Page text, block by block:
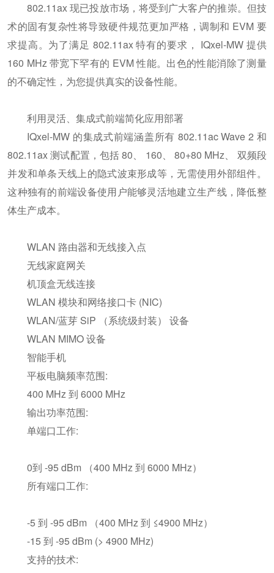
802.11ax 现已投放市场，将受到广大客户的推崇。但技
术的固有复杂性将导致硬件规范更加严格，调制和 EVM 要
求提高。为了满足 802.11ax 特有的要求， IQxel-MW 提供
160 MHz 带宽下罕有的 EVM 性能。出色的性能消除了测量
的不确定性，为您提供真实的设备性能。
利用灵活、集成式前端简化应用部署
IQxel-MW 的集成式前端涵盖所有 802.11ac Wave 2 和
802.11ax 测试配置，包括 80、 160、 80+80 MHz、 双频段
并发和单条天线上的隐式波束形成等，无需使用外部组件。
这种独有的前端设备使用户能够灵活地建立生产线，降低整
体生产成本。
WLAN 路由器和无线接入点
无线家庭网关
机顶盒无线连接
WLAN 模块和网络接口卡 (NIC)
WLAN/蓝芽 SiP （系统级封装） 设备
WLAN MIMO 设备
智能手机
平板电脑频率范围:
400 MHz 到 6000 MHz
输出功率范围:
单端口工作:
0到 -95 dBm （400 MHz 到 6000 MHz）
所有端口工作:
-5 到 -95 dBm （400 MHz 到 ≤4900 MHz）
-15 到 -95 dBm (> 4900 MHz)
支持的技术: